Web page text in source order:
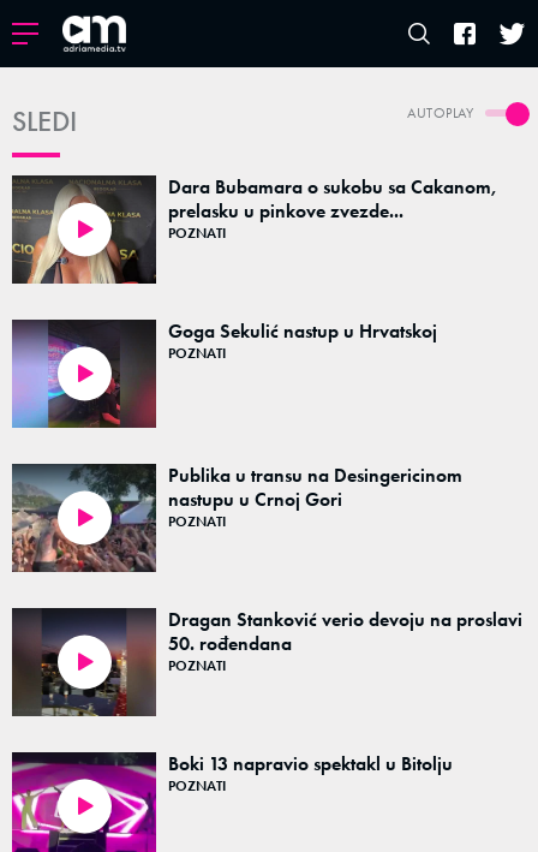
AUTOPLAY
SLEDI
Dara Bubamara o sukobu sa Cakanom,
prelasku u pinkove zvezde...
POZNATI
Goga Sekulić nastup u Hrvatskoj
POZNATI
Publika u transu na Desingericinom
nastupu u Crnoj Gori
POZNATI
Dragan Stanković verio devoju na proslavi
50. rođendana
POZNATI
Boki 13 napravio spektakl u Bitolju
POZNATI